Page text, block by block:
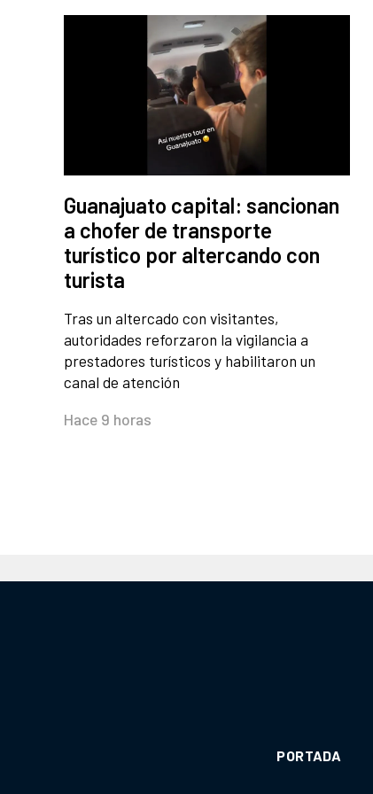
Guanajuato capital: sancionan
a chofer de transporte
turístico por altercando con
turista
Tras un altercado con visitantes,
autoridades reforzaron la vigilancia a
prestadores turísticos y habilitaron un
canal de atención
Hace 9 horas
PORTADA